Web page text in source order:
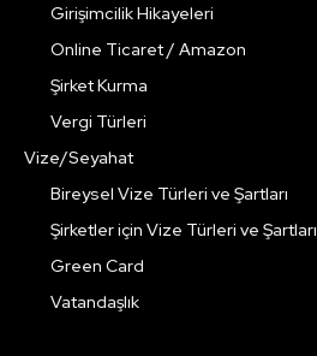
Girişimcilik Hikayeleri
Online Ticaret / Amazon
Şirket Kurma
Vergi Türleri
Vize/Seyahat
Bireysel Vize Türleri ve Şartları
Şirketler için Vize Türleri ve Şartları
Green Card
Vatandaşlık